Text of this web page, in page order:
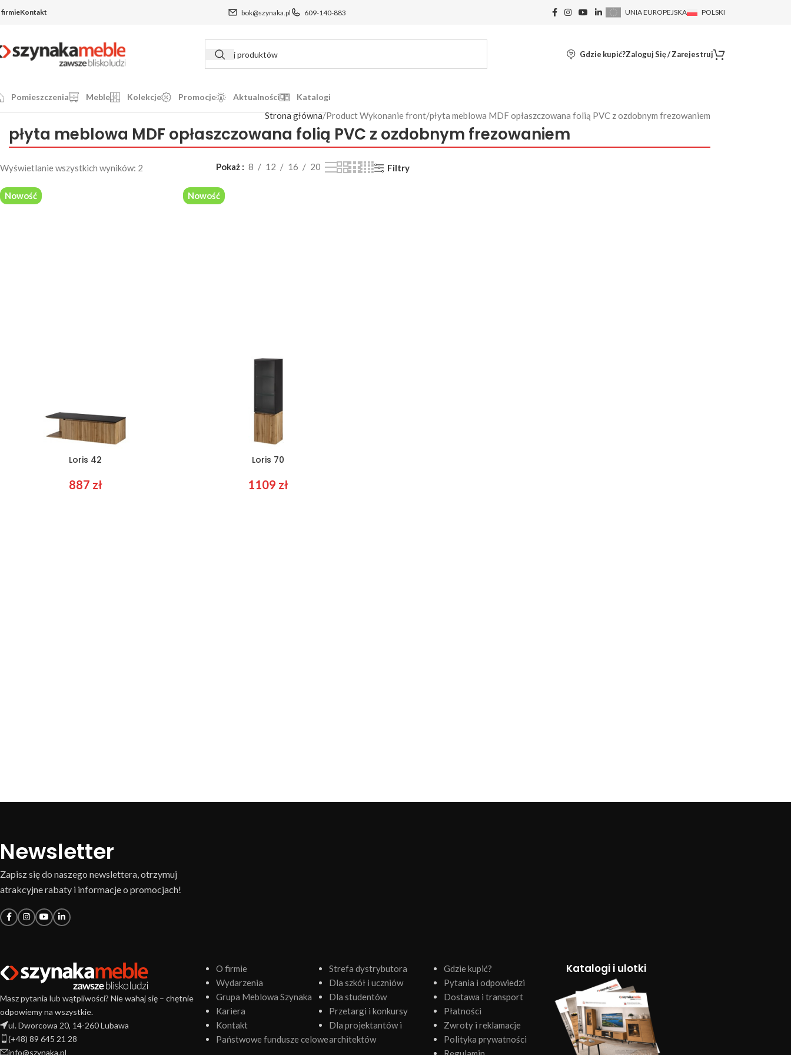
firmieKontakt bok@szynaka.pl 609-140-883 UNIA EUROPEJSKA POLSKI
Gdzie kupić?Zaloguj Się / Zarejestruj
Pomieszczenia Meble Kolekcje Promocje Aktualności Katalogi
płyta meblowa MDF opłaszczowana folią PVC z ozdobnym frezowaniem
Strona główna Product Wykonanie front płyta meblowa MDF opłaszczowana folią PVC z ozdobnym frezowaniem
Wyświetlanie wszystkich wyników: 2 Pokaż 8 12 16 20 Filtry
Nowość
Loris 42
887 zł
Nowość
Loris 70
1109 zł
Newsletter
Zapisz się do naszego newslettera, otrzymuj
atrakcyjne rabaty i informacje o promocjach!
Masz pytania lub wątpliwości? Nie wahaj się – chętnie
odpowiemy na wszystkie.
ul. Dworcowa 20, 14-260 Lubawa
(+48) 89 645 21 28
info@szynaka.pl
O firmie
Wydarzenia
Grupa Meblowa Szynaka
Kariera
Kontakt
Państwowe fundusze celowe
Strefa dystrybutora
Dla szkół i uczniów
Dla studentów
Przetargi i konkursy
Dla projektantów i
architektów
Gdzie kupić?
Pytania i odpowiedzi
Dostawa i transport
Płatności
Zwroty i reklamacje
Polityka prywatności
Katalogi i ulotki